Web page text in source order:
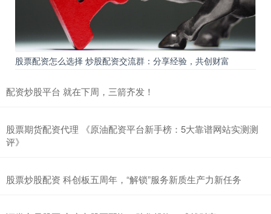
股票配资怎么选择 炒股配资交流群：分享经验，共创财富
配资炒股平台 就在下周，三箭齐发！
股票期货配资代理 《原油配资平台新手榜：5大靠谱网站实测测
评》
股票炒股配资 科创板五周年，“解锁”服务新质生产力新任务